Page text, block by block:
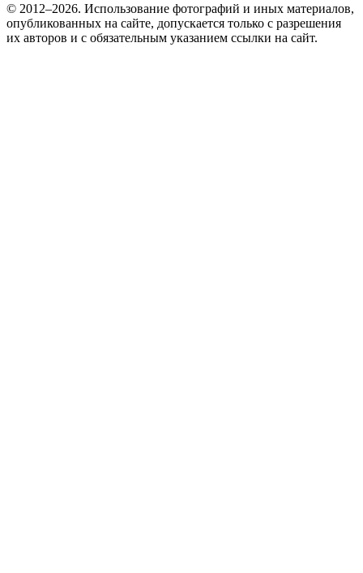
© 2012–2026. Использование фотографий и иных материалов,
опубликованных на сайте, допускается только с разрешения
их авторов и c обязательным указанием ссылки на сайт.